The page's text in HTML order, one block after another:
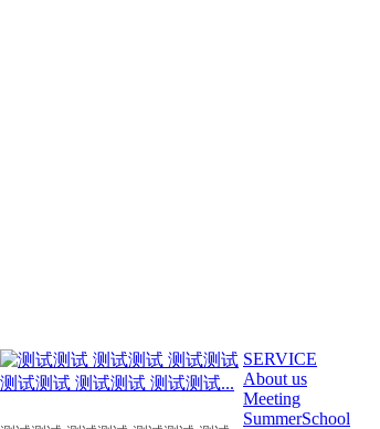
SERVICE
About us
Meeting
SummerSchool